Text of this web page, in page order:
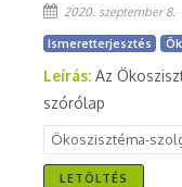
2020. szeptember 8.
Ismeretterjesztés
Leírás: Az
szórólap
Ökoszisztéma-
LETÖLTÉS